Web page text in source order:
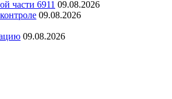
части 6911 09.08.2026
09.08.2026
09.08.2026